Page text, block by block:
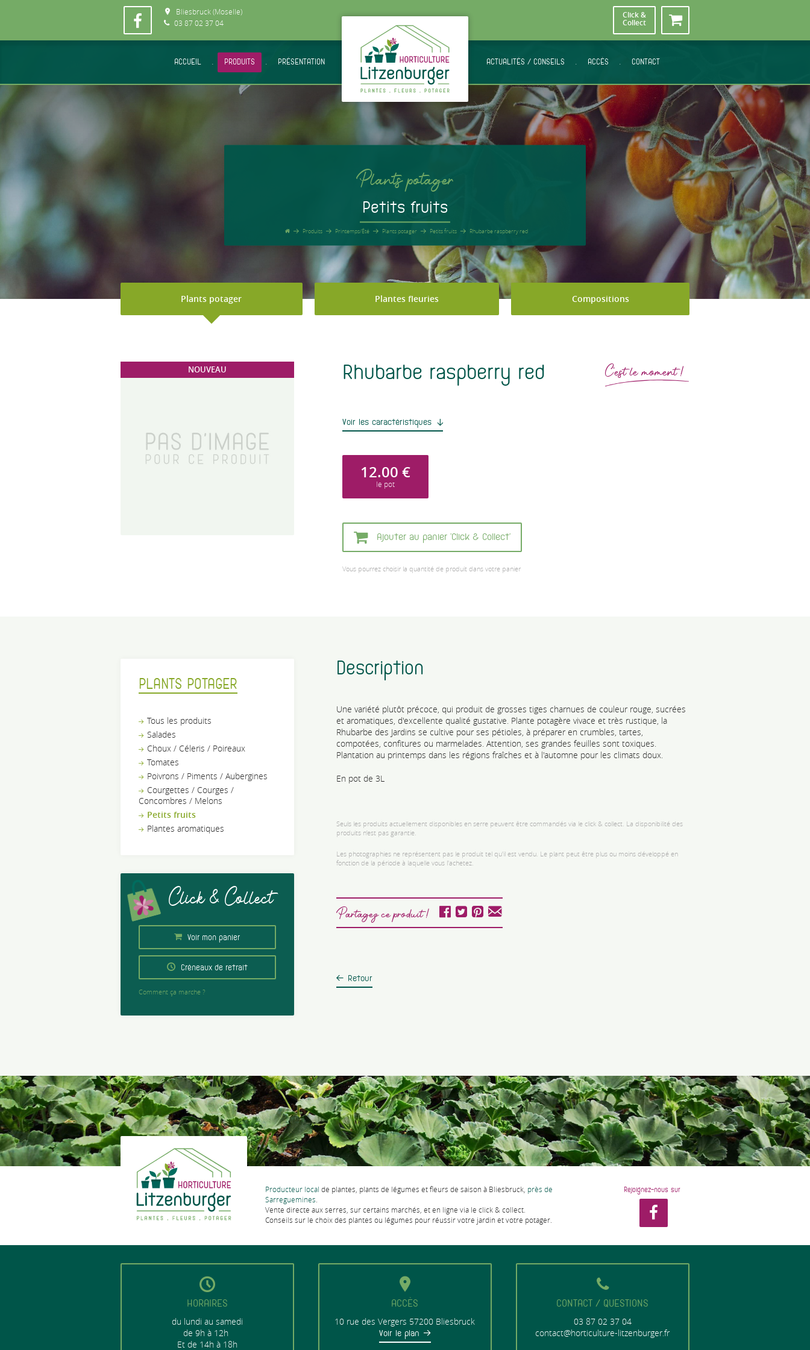
Bliesbruck (Moselle)
03 87 02 37 04
Click &
Collect
ACCUEIL . PRODUITS . PRÉSENTATION . ACTUALITÉS / CONSEILS . ACCÈS . CONTACT
Plants potager
Petits fruits
Produits Printemps/Été Plants potager Petits fruits Rhubarbe raspberry red
Plants potager Plantes fleuries Compositions
NOUVEAU Rhubarbe raspberry red C'est le moment !
Voir les caractéristiques
12.00 €
le pot
Ajouter au panier 'Click & Collect'
Vous pourrez choisir la quantité de produit dans votre panier
PLANTS POTAGER
Tous les produits
Salades
Choux / Céleris / Poireaux
Tomates
Poivrons / Piments / Aubergines
Courgettes / Courges /
Concombres / Melons
Petits fruits
Plantes aromatiques
Click & Collect
Voir mon panier
Créneaux de retrait
Comment ça marche ?
Description
Une variété plutôt précoce, qui produit de grosses tiges charnues de couleur rouge, sucrées
et aromatiques, d'excellente qualité gustative. Plante potagère vivace et très rustique, la
Rhubarbe des Jardins se cultive pour ses pétioles, à préparer en crumbles, tartes,
compotées, confitures ou marmelades. Attention, ses grandes feuilles sont toxiques.
Plantation au printemps dans les régions fraîches et à l'automne pour les climats doux.
En pot de 3L
Seuls les produits actuellement disponibles en serre peuvent être commandés via le click & collect. La disponibilité des
produits n’est pas garantie.
Les photographies ne représentent pas le produit tel qu'il est vendu. Le plant peut être plus ou moins développé en
fonction de la période à laquelle vous l'achetez.
Partagez ce produit !
Retour
Producteur local de plantes, plants de légumes et fleurs de saison à Bliesbruck, près de
Sarreguemines.
Vente directe aux serres, sur certains marchés, et en ligne via le click & collect.
Conseils sur le choix des plantes ou légumes pour réussir votre jardin et votre potager.
Rejoignez-nous sur
HORAIRES
du lundi au samedi
de 9h à 12h
Et de 14h à 18h
ACCÈS
10 rue des Vergers 57200 Bliesbruck
Voir le plan
CONTACT / QUESTIONS
03 87 02 37 04
contact@horticulture-litzenburger.fr